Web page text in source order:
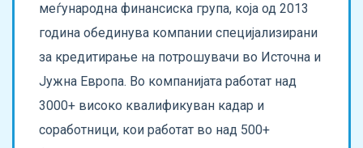
меѓународна финансиска група, која од 2013
година обединува компании специјализирани
за кредитирање на потрошувачи во Источна и
Јужна Европа. Во компанијата работат над
3000+ високо квалификуван кадар и
соработници, кои работат во над 500+